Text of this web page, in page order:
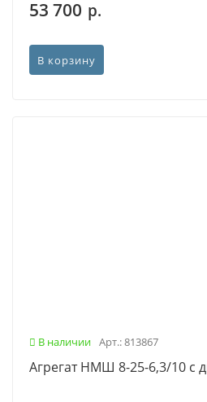
53 700 р.
В корзину
В наличии Арт.: 813867
Агрегат НМШ 8-25-6,3/10 с